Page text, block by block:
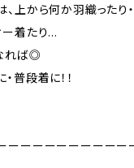
、上から何か羽織ったり
ー着たり…
れば◎
普段着に！！
ーーーーーーーーーー